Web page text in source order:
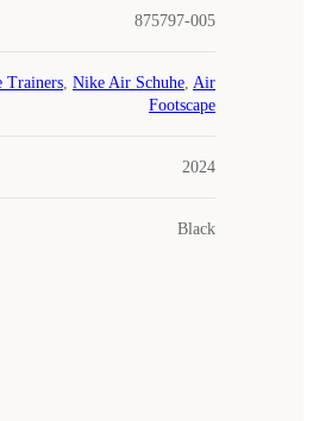
875797-005
Trainers, Nike Air Schuhe, Air
Footscape
2024
Black